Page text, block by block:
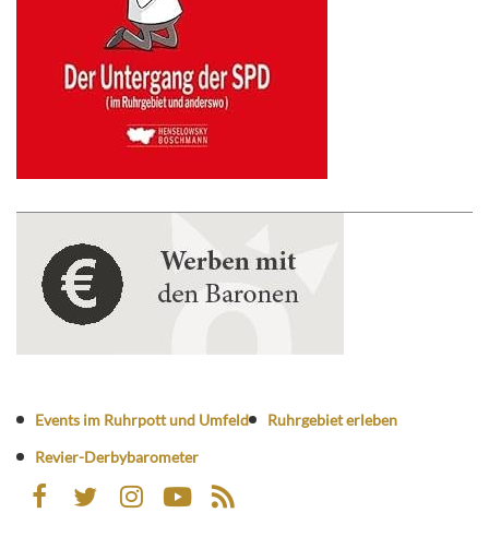
Events im Ruhrpott und Umfeld
Ruhrgebiet erleben
Revier-Derbybarometer